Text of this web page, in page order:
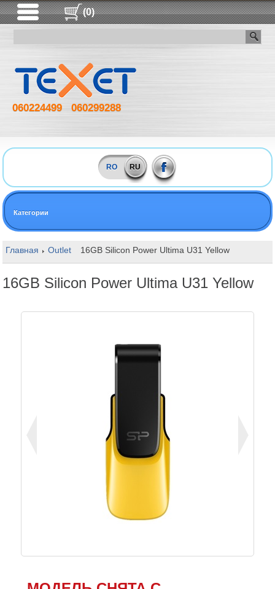
(0)
060224499 060299288
RO RU
Категории
Главная Outlet 16GB Silicon Power Ultima U31 Yellow
16GB Silicon Power Ultima U31 Yellow